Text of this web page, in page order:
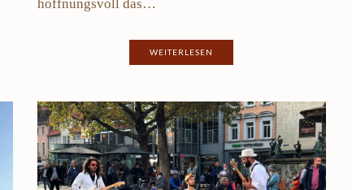
hoffnungsvoll das…
WEITERLESEN